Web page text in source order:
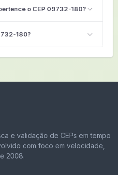
o CEP 09732-180?
180?
e validação de CEPs em tempo
com foco em velocidade,
2008.